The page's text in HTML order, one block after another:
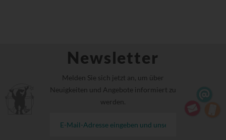
Newsletter
Melden Sie sich jetzt an, um über
Neuigkeiten und Angebote informiert zu
werden.